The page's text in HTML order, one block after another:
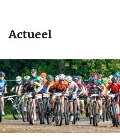
Actueel